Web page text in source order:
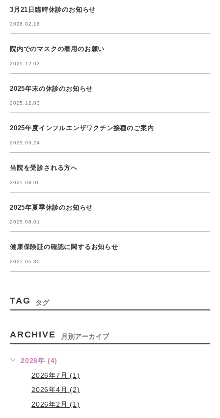
3月21日臨時休診のお知らせ
2026.02.16
院内でのマスクの着用のお願い
2025.12.03
2025年末の休診のお知らせ
2025.12.03
2025年度インフルエンザワクチン接種のご案内
2025.09.24
当院を受診される方へ
2025.08.06
2025年夏季休診のお知らせ
2025.08.01
健康保険証の確認に関するお知らせ
2025.05.30
TAG タグ
ARCHIVE 月別アーカイブ
2026年 (4)
2026年7月 (1)
2026年4月 (2)
2026年2月 (1)